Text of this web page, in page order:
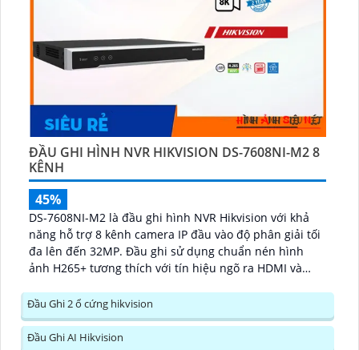
ĐẦU GHI HÌNH NVR HIKVISION DS-7608NI-M2 8
KÊNH
45%
DS-7608NI-M2 là đầu ghi hình NVR Hikvision với khả
năng hỗ trợ 8 kênh camera IP đầu vào độ phân giải tối
đa lên đến 32MP. Đầu ghi sử dụng chuẩn nén hình
ảnh H265+ tương thích với tín hiệu ngõ ra HDMI và
lượng tối đa 16TB...
Đầu Ghi 2 ổ cứng hikvision
Đầu Ghi AI Hikvision